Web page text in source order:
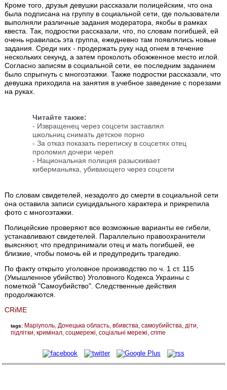
Кроме того, друзья девушки рассказали полицейским, что она
была подписана на группу в социальной сети, где пользователи
выполняли различные задания модератора, якобы в рамках
квеста. Так, подростки рассказали, что, по словам погибшей, ей
очень нравилась эта группа, ежедневно там появлялись новые
задания. Среди них - продержать руку над огнем в течение
нескольких секунд, а затем проколоть обожженное место иглой.
Согласно записям в социальной сети, ее последним заданием
было спрыгнуть с многоэтажки. Также подростки рассказали, что
девушка приходила на занятия в учебное заведение с порезами
на руках.
Читайте также:
- Извращенец через соцсети заставлял
школьниц снимать детское порно
-За отказ показать переписку в соцсетях отец
проломил дочери череп
- Национальная полиция разыскивает
киберманьяка, убивающего через соцсети
По словам свидетелей, незадолго до смерти в социальной сети
она оставила записи суицидального характера и прикрепила
фото с многоэтажки.
Полицейские проверяют все возможные варианты ее гибели,
устанавливают свидетелей. Параллельно правоохранители
выясняют, что предпринимали отец и мать погибшей, ее
близкие, чтобы помочь ей и предупредить трагедию.
По факту открыто уголовное производство по ч. 1 ст. 115
(Умышленное убийство) Уголовного Кодекса Украины с
пометкой "Самоубийство". Следственные действия
продолжаются.
CRiME
tags: Маріуполь Донецька область вбивства самоубийства діти
підлітки кримінал соцмережі соціальні мережі crime